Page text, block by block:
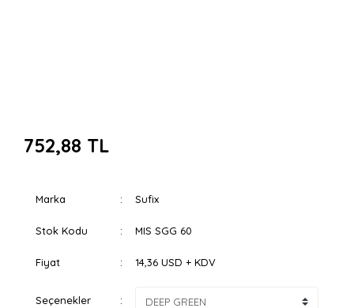
752,88 TL
Marka Sufix
Stok Kodu MIS SGG 60
Fiyat 14,36 USD + KDV
Seçenekler